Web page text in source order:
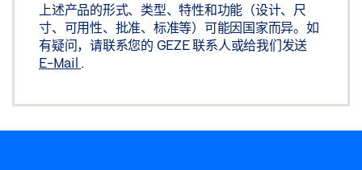
上述产品的形式、类型、特性和功能（设计、尺
寸、可用性、批准、标准等）可能因国家而异。如
有疑问，请联系您的 GEZE 联系人或给我们发送
E-Mail .